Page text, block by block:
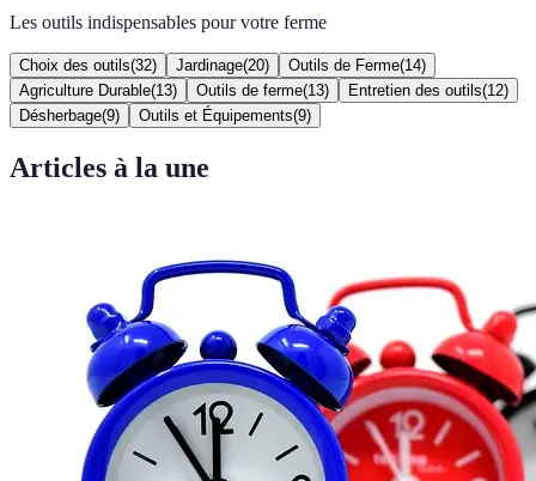
Les outils indispensables pour votre ferme
Choix des outils(32) Jardinage(20) Outils de Ferme(14)
Agriculture Durable(13) Outils de ferme(13) Entretien des outils(12)
Désherbage(9) Outils et Équipements(9)
Articles à la une